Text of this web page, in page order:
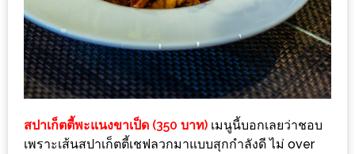
HUAWEI
G7
PLUS
สมา
ร์ท
โฟน
สปาเก็ตตี้พะแนงขาเป็ด (350 บาท) เมนูนี้บอกเลยว่าชอบ
เพราะเส้นสปาเก็ตตี้เชฟลวกมาแบบสุกกำลังดี ไม่ over